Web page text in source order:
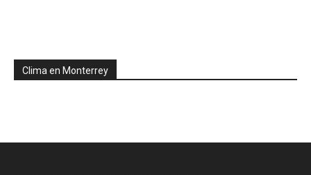
Clima en Monterrey